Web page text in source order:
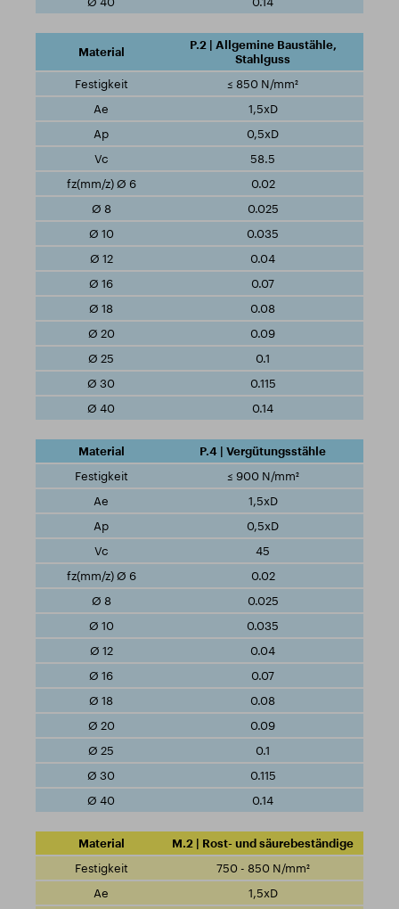
P.2 | Allgemine Baustähle,
Stahlguss
≤ 850 N/mm²
1,5xD
0,5xD
58.5
0.02
0.025
0.035
0.04
0.07
0.08
0.09
0.1
0.115
0.14
P.4 | Vergütungsstähle
≤ 900 N/mm²
1,5xD
0,5xD
45
0.02
0.025
0.035
0.04
0.07
0.08
0.09
0.1
0.115
0.14
M.2 | Rost- und säurebeständige
750 - 850 N/mm²
1,5xD